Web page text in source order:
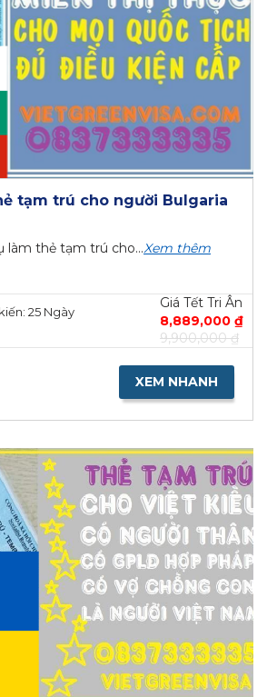
tạm trú cho người Bulgaria
làm thẻ tạm trú cho...Xem thêm
25 Ngày
Giá Tết Tri Ân
8,889,000 ₫
9,900,000 ₫
XEM NHANH